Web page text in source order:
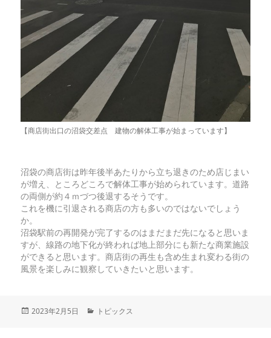
【商店街出口の沼袋交差点 建物の解体工事が始まっています】
沼袋の商店街は昨年後半あたりから立ち退きのため店じまい
が増え、ところどころで解体工事が始められています。道路
の両側が約４ｍづつ後退するそうです。
これを機に引退される商店の方も多いのではないでしょう
か。
沼袋駅前の再開発が完了するのはまだまだ先になると思いま
すが、線路の地下化が終われば地上部分にも新たな商業施設
ができると思います。商店街の再生も含め生まれ変わる街の
風景を楽しみに観察していきたいと思います。
投
2023年2月5日
カ
トピックス